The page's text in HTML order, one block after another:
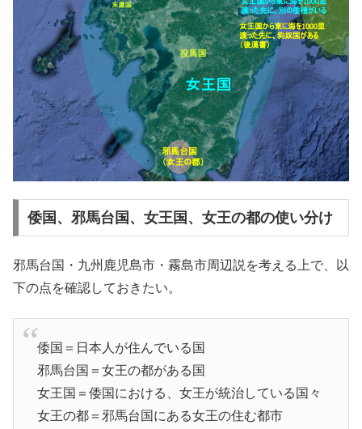
倭国、邪馬台国、女王国、女王の都の使い分け
邪馬台国・九州鹿児島市・霧島市周辺説を考える上で、以
下の点を確認しておきたい。
倭国＝日本人が住んでいる国
邪馬台国＝女王の都がある国
女王国＝倭国における、女王が統治している国々
女王の都＝邪馬台国にある女王の住む都市